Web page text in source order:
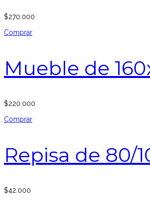
$270.000
Comprar
Mueble de
$220.000
Comprar
Repisa de 80/
$42.000